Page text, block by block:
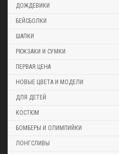
ДОЖДЕВИКИ
БЕЙСБОЛКИ
ШАПКИ
РЮКЗАКИ И СУМКИ
ПЕРВАЯ ЦЕНА
НОВЫЕ ЦВЕТА И МОДЕЛИ
ДЛЯ ДЕТЕЙ
КОСТЮМ
БОМБЕРЫ И ОЛИМПИЙКИ
ЛОНГСЛИВЫ